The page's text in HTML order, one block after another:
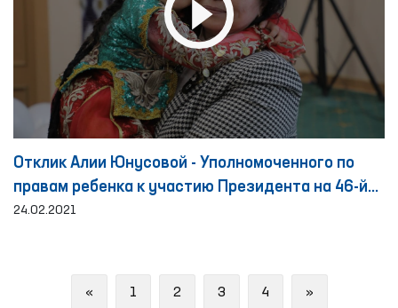
Отклик Алии Юнусовой - Уполномоченного по
правам ребенка к участию Президента на 46-й
сессии Совета по правам человека Организации
24.02.2021
«Previous
1 2 3 4 »Next